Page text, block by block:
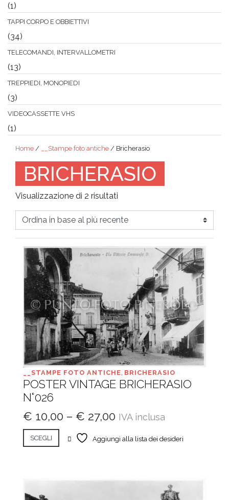
(1)
TAPPI CORPO E OBBIETTIVI
(34)
TELECOMANDI, INTERVALLOMETRI
(13)
TREPPIEDI, MONOPIEDI
(3)
VIDEOCASSETTE VHS
(1)
Home / __Stampe foto antiche / Bricherasio
BRICHERASIO
Visualizzazione di 2 risultati
base
al
recente
__STAMPE FOTO ANTICHE BRICHERASIO
POSTER VINTAGE BRICHERASIO
N°026
€ 10,00 – € 27,00 IVA inclusa
SCEGLI Aggiungi alla lista dei desideri